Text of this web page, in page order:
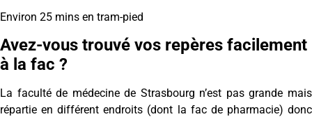
Environ 25 mins en tram-pied
Avez-vous trouvé vos repères facilement
à la fac ?
La faculté de médecine de Strasbourg n’est pas grande mais
répartie en différent endroits (dont la fac de pharmacie) donc